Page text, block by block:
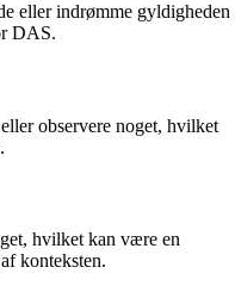
eller indrømme gyldigheden
DAS.
observere noget, hvilket
hvilket kan være en
konteksten.